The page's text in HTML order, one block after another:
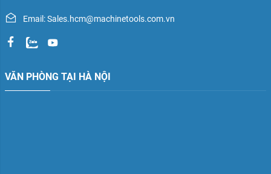
Email: Sales.hcm@machinetools.com.vn
VĂN PHÒNG TẠI HÀ NỘI